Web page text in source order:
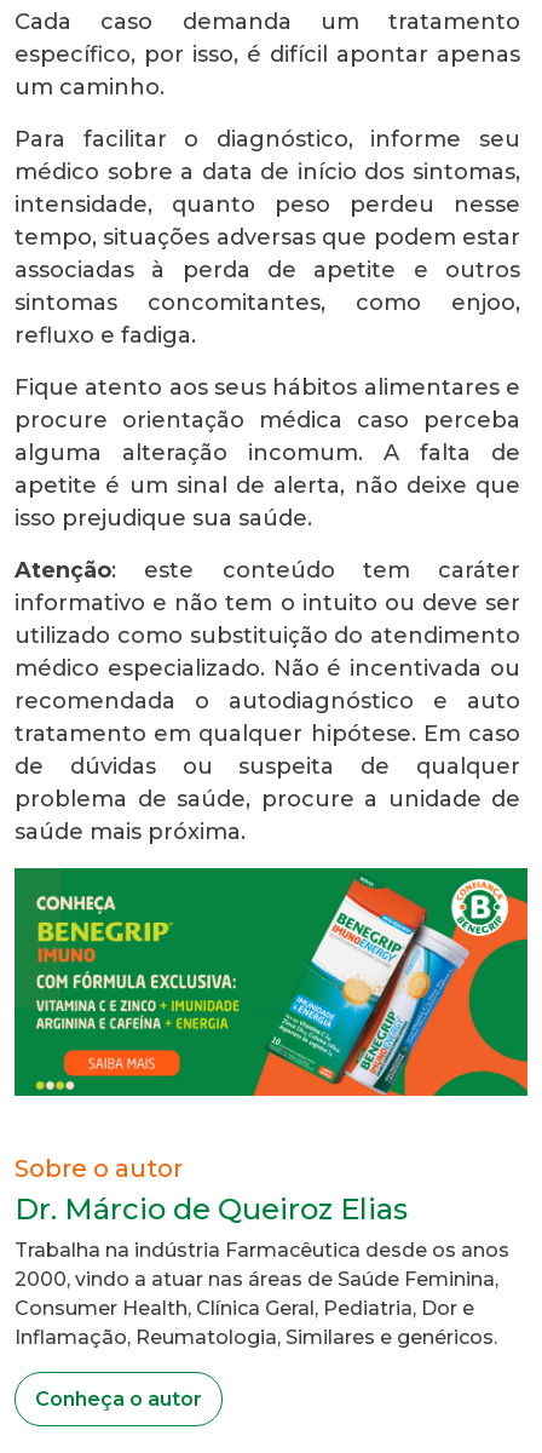
Cada caso demanda um tratamento
específico, por isso, é difícil apontar apenas
um caminho.
Para facilitar o diagnóstico, informe seu
médico sobre a data de início dos sintomas,
intensidade, quanto peso perdeu nesse
tempo, situações adversas que podem estar
associadas à perda de apetite e outros
sintomas concomitantes, como enjoo,
refluxo e fadiga.
Fique atento aos seus hábitos alimentares e
procure orientação médica caso perceba
alguma alteração incomum. A falta de
apetite é um sinal de alerta, não deixe que
isso prejudique sua saúde.
Atenção: este conteúdo tem caráter
informativo e não tem o intuito ou deve ser
utilizado como substituição do atendimento
médico especializado. Não é incentivada ou
recomendada o autodiagnóstico e auto
tratamento em qualquer hipótese. Em caso
de dúvidas ou suspeita de qualquer
problema de saúde, procure a unidade de
saúde mais próxima.
Sobre o autor
Dr. Márcio de Queiroz Elias
Trabalha na indústria Farmacêutica desde os anos
2000, vindo a atuar nas áreas de Saúde Feminina,
Consumer Health, Clínica Geral, Pediatria, Dor e
Inflamação, Reumatologia, Similares e genéricos.
Conheça o autor